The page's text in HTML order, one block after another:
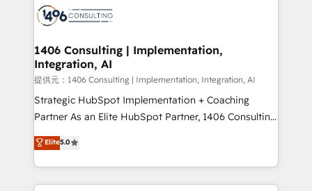
marketing automation to online and offline sales
allowing companies to optimize processes and meet
the needs of the customer. We are part of Impresoft
Group, a group of specialized and complementary
companies that divide their offer into 4
Competence Centers: Smart Manufacturing,
The synergies generated by these integrations,
together with the combination of talents, skills,
1406 Consulting | Implementation,
Integration, AI
提供元：1406 Consulting | Implementation, Integration, AI
Strategic HubSpot Implementation + Coaching
Partner As an Elite HubSpot Partner, 1406 Consulting
helps mid-market revenue teams transform how
they sell, market, and serve. We don't just build your
HubSpot—we teach your team to own it, then stay
to help you keep winning. What We Do ⚙️ CRM
Elite5.0